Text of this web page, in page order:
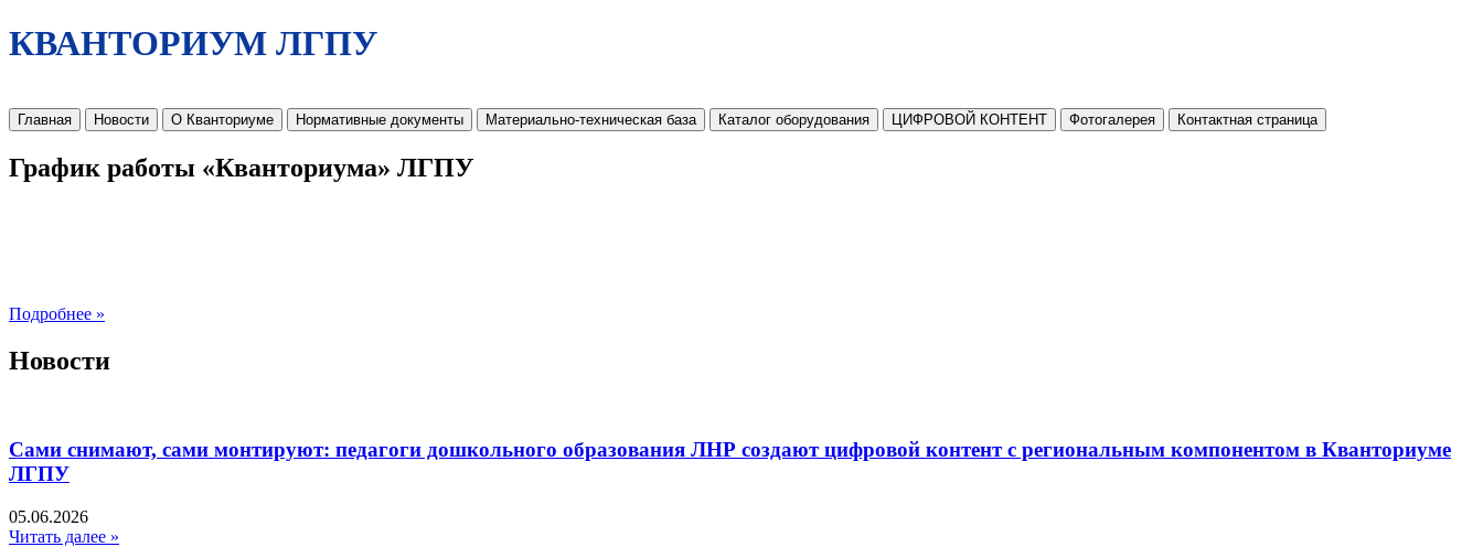
КВАНТОРИУМ ЛГПУ
Главная Новости О Кванториуме Нормативные документы Материально-техническая база Каталог оборудования ЦИФРОВОЙ КОНТЕНТ Фотогалерея Контактная страница
График работы «Кванториума» ЛГПУ
Подробнее »
Новости
Сами снимают, сами монтируют: педагоги дошкольного образования ЛНР создают цифровой контент с региональным компонентом в Кванториуме
ЛГПУ​
05.06.2026
Читать далее »